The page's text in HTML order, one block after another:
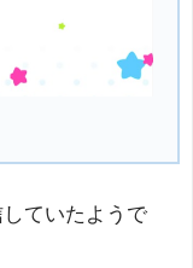
していたようで